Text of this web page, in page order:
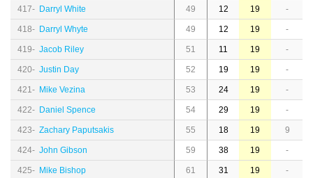
417- Darryl White 49 12 19 -
418- Darryl Whyte 49 12 19 -
419- Jacob Riley 51 11 19 -
420- Justin Day 52 19 19 -
421- Mike Vezina 53 24 19 -
422- Daniel Spence 54 29 19 -
423- Zachary Paputsakis 55 18 19 9
424- John Gibson 59 38 19 -
425- Mike Bishop 61 31 19 -